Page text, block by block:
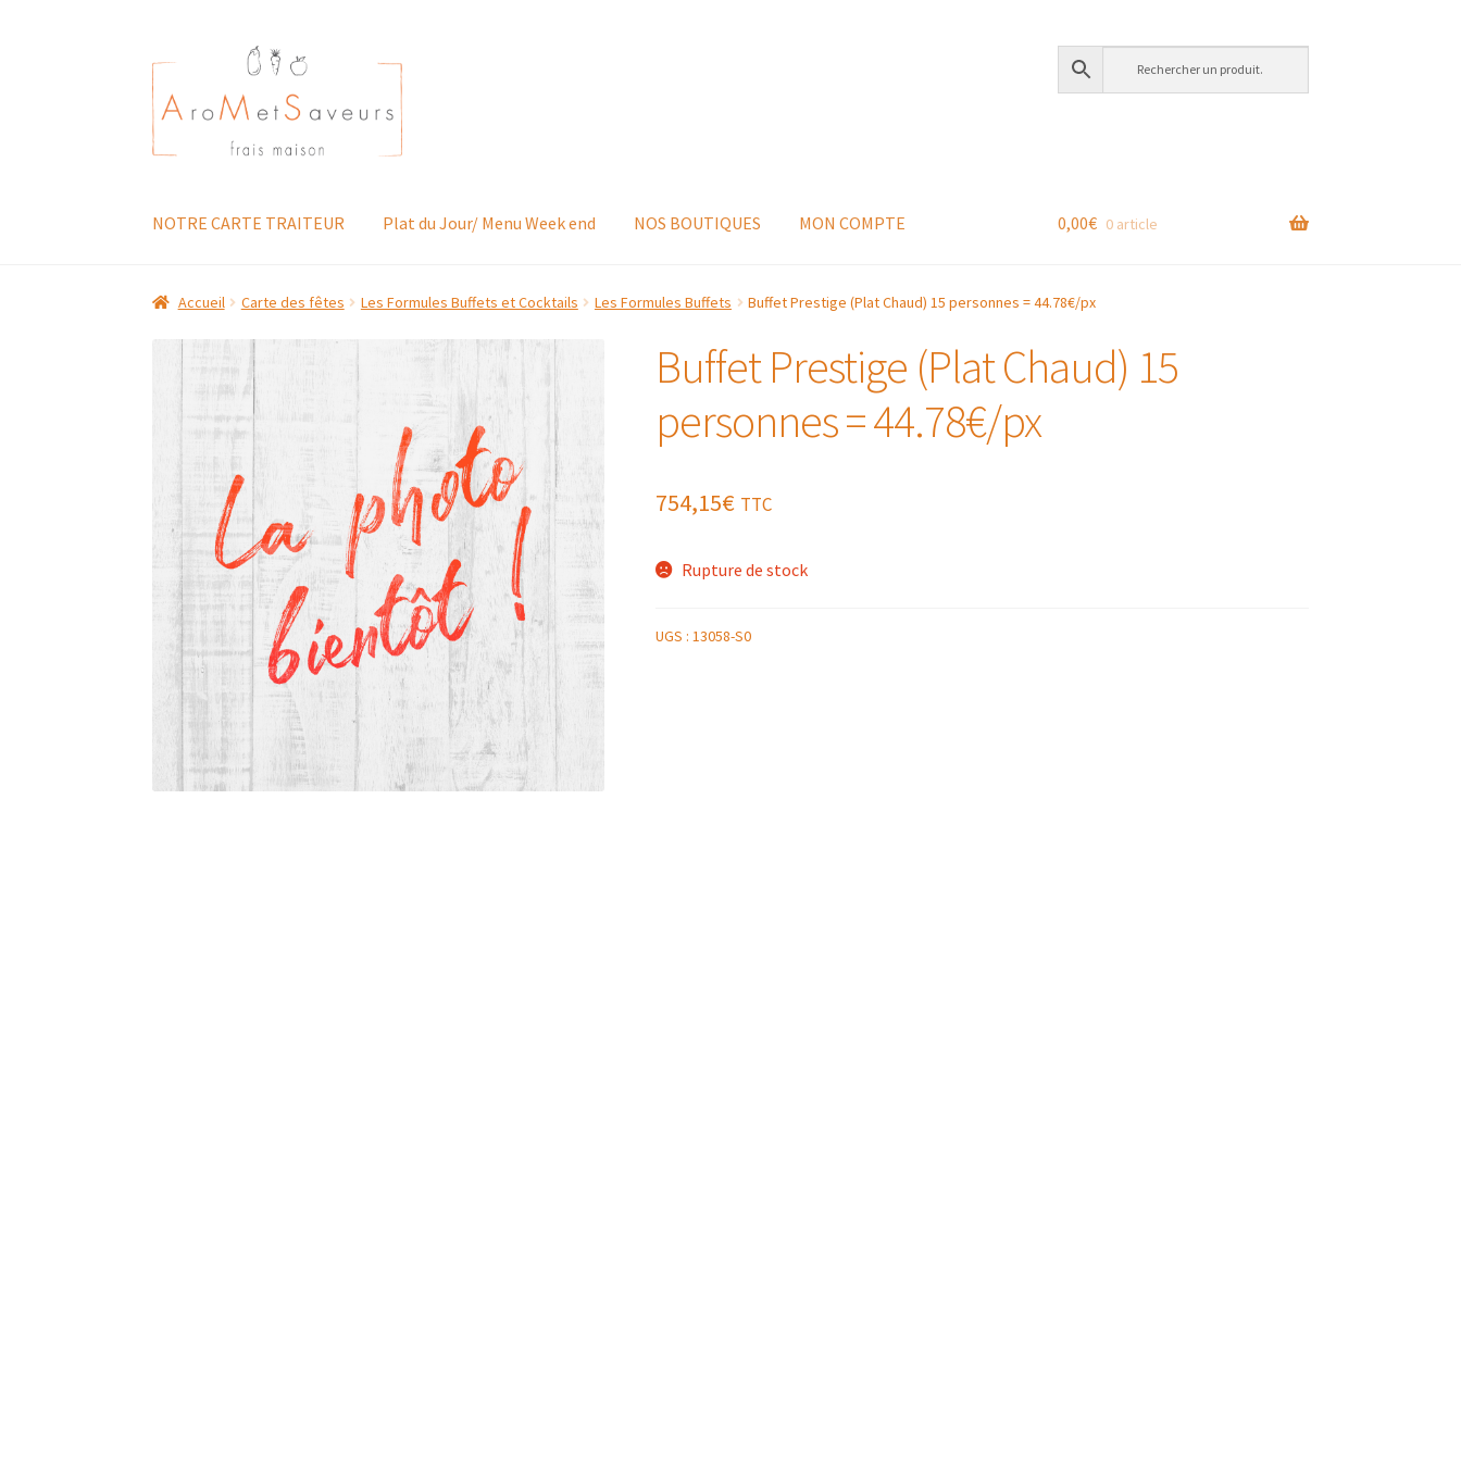
Aller
à
la
navigation
Aller
au
contenu
NOTRE CARTE TRAITEUR Plat du Jour/ Menu Week end NOS BOUTIQUES MON COMPTE 0,00€ 0 article
Accueil Carte des fêtes Les Formules Buffets et Cocktails Les Formules Buffets Buffet Prestige (Plat Chaud) 15 personnes = 44.78€/px
Buffet Prestige (Plat Chaud) 15
personnes = 44.78€/px
754,15€ TTC
Rupture de stock
UGS : 13058-S0